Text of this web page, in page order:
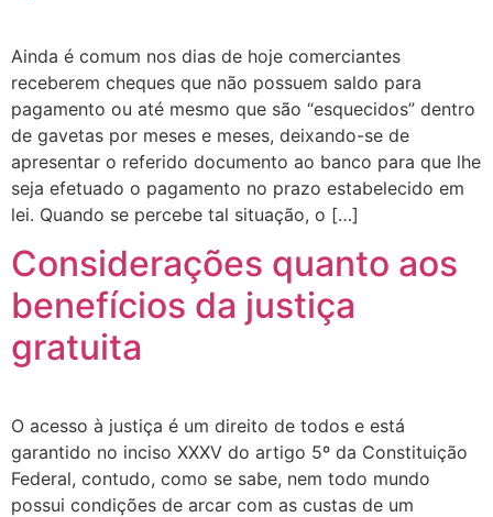
Ainda é comum nos dias de hoje comerciantes
receberem cheques que não possuem saldo para
pagamento ou até mesmo que são “esquecidos” dentro
de gavetas por meses e meses, deixando-se de
apresentar o referido documento ao banco para que lhe
seja efetuado o pagamento no prazo estabelecido em
lei. Quando se percebe tal situação, o […]
Considerações quanto aos
benefícios da justiça
gratuita
O acesso à justiça é um direito de todos e está
garantido no inciso XXXV do artigo 5º da Constituição
Federal, contudo, como se sabe, nem todo mundo
possui condições de arcar com as custas de um